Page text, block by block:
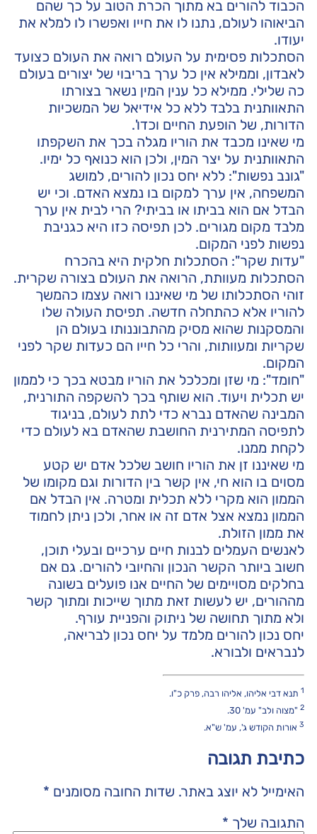
הכבוד להורים בא מתוך הכרת הטוב על כך שהם
הביאוהו לעולם, נתנו לו את חייו ואפשרו לו למלא את
יעודו.
הסתכלות פסימית על העולם רואה את העולם כצועד
לאבדון, וממילא אין כל ערך בריבוי של יצורים בעולם
כה שלילי. ממילא כל ענין המין נשאר בצורתו
התאוותנית בלבד ללא כל אידיאל של המשכיות
הדורות, של הופעת החיים וכדו'.
מי שאינו מכבד את הוריו מגלה בכך את השקפתו
התאוותנית על יצר המין, ולכן הוא כנואף כל ימיו.
"גונב נפשות": ללא יחס נכון להורים, למושג
המשפחה, אין ערך למקום בו נמצא האדם. וכי יש
הבדל אם הוא בביתו או בביתי? הרי לבית אין ערך
מלבד מקום מגורים. לכן תפיסה כזו היא כגניבת
נפשות לפני המקום.
"עדות שקר": הסתכלות חלקית היא בהכרח
הסתכלות מעוותת, הרואה את העולם בצורה שקרית.
זוהי הסתכלותו של מי שאיננו רואה עצמו כהמשך
להוריו אלא כהתחלה חדשה. תפיסת העולה שלו
והמסקנות שהוא מסיק מהתבוננותו בעולם הן
שקריות ומעוותות, והרי כל חייו הם כעדות שקר לפני
המקום.
"חומד": מי שזן ומכלכל את הוריו מבטא בכך כי לממון
יש תכלית ויעוד. הוא שותף בכך להשקפה התורנית,
המבינה שהאדם נברא כדי לתת לעולם, בניגוד
לתפיסה המתירנית החושבת שהאדם בא לעולם כדי
לקחת ממנו.
מי שאיננו זן את הוריו חושב שלכל אדם יש קטע
מסוים בו הוא חי, אין קשר בין הדורות וגם מקומו של
הממון הוא מקרי ללא תכלית ומטרה. אין הבדל אם
הממון נמצא אצל אדם זה או אחר, ולכן ניתן לחמוד
את ממון הזולת.
לאנשים העמלים לבנות חיים ערכיים ובעלי תוכן,
חשוב ביותר הקשר הנכון והחיובי להורים. גם אם
בחלקים מסויימים של החיים אנו פועלים בשונה
מההורים, יש לעשות זאת מתוך שייכות ומתוך קשר
ולא מתוך תחושה של ניתוק והפניית עורף.
יחס נכון להורים מלמד על יחס נכון לבריאה,
לנבראים ולבורא.
1 תנא דבי אליהו, אליהו רבה, פרק כ"ו.
2"מצוה ולב" עמ' 30.
3אורות הקודש ג', עמ' ש"א.
כתיבת תגובה
האימייל לא יוצג באתר. שדות החובה מסומנים *
התגובה שלך *